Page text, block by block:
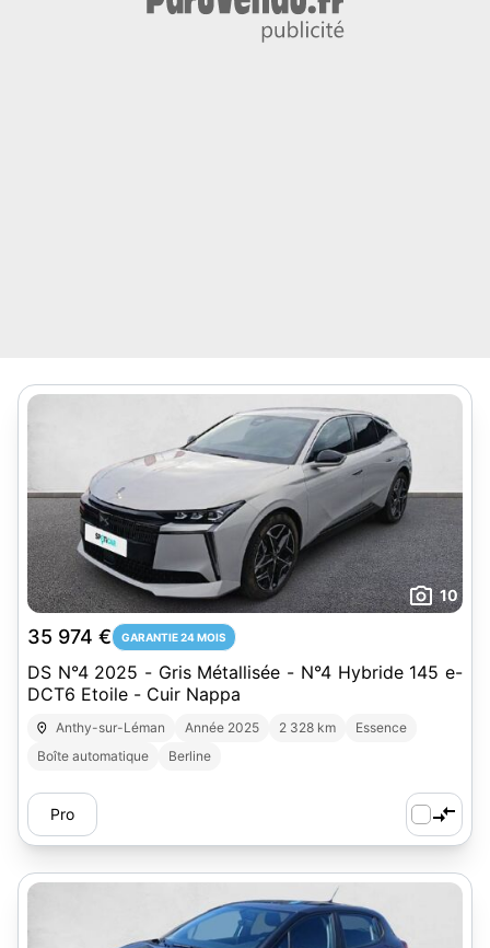
10
35 974 € GARANTIE 24 MOIS
DS N°4 2025 - Gris Métallisée - N°4 Hybride 145 e-
DCT6 Etoile - Cuir Nappa
Anthy-sur-Léman Année 2025 2 328 km
Essence
Boîte automatique
Berline
Pro